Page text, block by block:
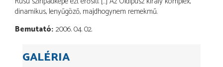
dinamikus, lenyűgöző, majdhogynem remekmű.
Bemutató 2006. 04. 02.
GALÉRIA